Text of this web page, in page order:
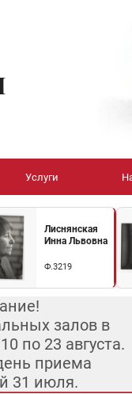
Услуги
Лиснянская
Инна Львовна
Ф.3219
залов в
по 23 августа.
приема
31 июля.